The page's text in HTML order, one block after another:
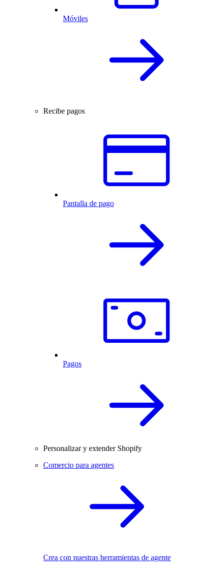
Móviles
Recibe pagos
Pantalla de pago
Pagos
Personalizar y extender Shopify
Comercio para agentes
Crea con nuestras herramientas de agente